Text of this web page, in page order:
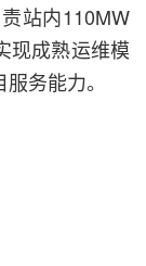
站内110MW
现成熟运维模
务能力。